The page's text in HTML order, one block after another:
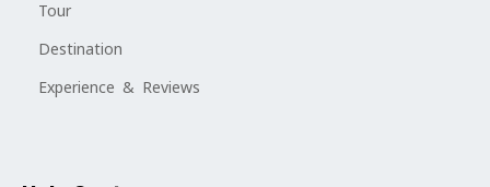
Tour
Destination
Experience & Reviews